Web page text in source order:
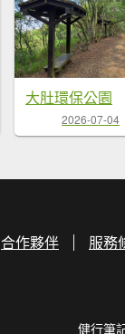
大肚環保公園
2026-07-04
合作夥伴 服務
健行筆